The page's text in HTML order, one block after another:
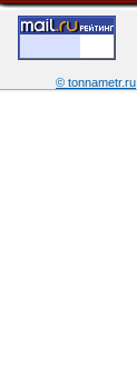
© tonnametr.ru